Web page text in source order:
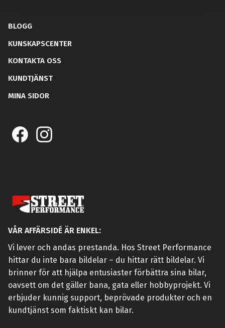
BLOGG
KUNSKAPSCENTER
KONTAKTA OSS
KUNDTJÄNST
MINA SIDOR
VÅR AFFÄRSIDÉ ÄR ENKEL:
Vi lever och andas prestanda. Hos Street Performance
hittar du inte bara bildelar – du hittar rätt bildelar. Vi
brinner för att hjälpa entusiaster förbättra sina bilar,
oavsett om det gäller bana, gata eller hobbyprojekt. Vi
erbjuder kunnig support, beprövade produkter och en
kundtjänst som faktiskt kan bilar.